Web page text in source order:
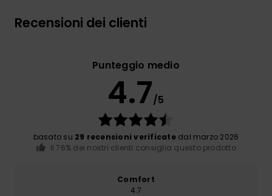
Recensioni dei clienti
Punteggio medio
4.7/5
basato su 29 recensioni verificatedal marzo 2026
Il 76% dei nostri clienti consiglia questo prodotto
Comfort
4.7